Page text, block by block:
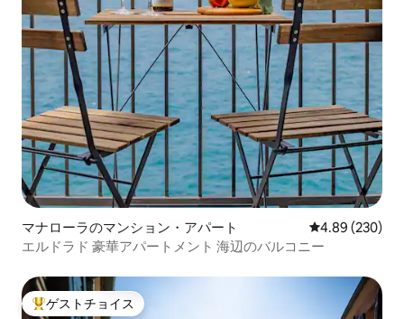
マナローラのマンション・アパート レビュー230
4.89 (230)
エルドラド 豪華アパートメント 海辺のバルコニー
大好評のゲストチョイスです。
ゲストチョイス